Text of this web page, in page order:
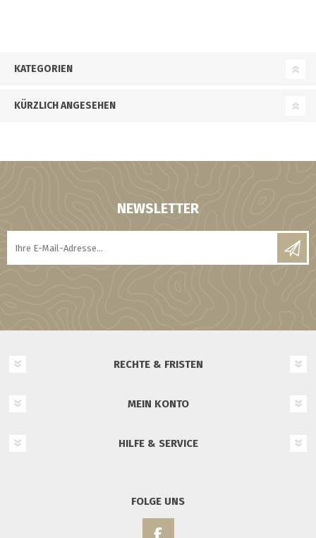
KATEGORIEN
KÜRZLICH ANGESEHEN
NEWSLETTER
RECHTE & FRISTEN
MEIN KONTO
HILFE & SERVICE
FOLGE UNS